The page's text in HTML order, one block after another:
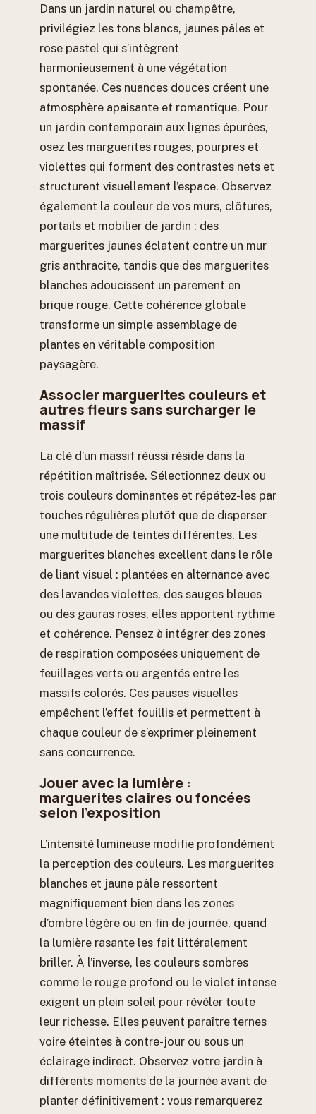
Dans un jardin naturel ou champêtre,
privilégiez les tons blancs, jaunes pâles et
rose pastel qui s’intègrent
harmonieusement à une végétation
spontanée. Ces nuances douces créent une
atmosphère apaisante et romantique. Pour
un jardin contemporain aux lignes épurées,
osez les marguerites rouges, pourpres et
violettes qui forment des contrastes nets et
structurent visuellement l’espace. Observez
également la couleur de vos murs, clôtures,
portails et mobilier de jardin : des
marguerites jaunes éclatent contre un mur
gris anthracite, tandis que des marguerites
blanches adoucissent un parement en
brique rouge. Cette cohérence globale
transforme un simple assemblage de
plantes en véritable composition
paysagère.
Associer marguerites couleurs et
autres fleurs sans surcharger le
massif
La clé d’un massif réussi réside dans la
répétition maîtrisée. Sélectionnez deux ou
trois couleurs dominantes et répétez-les par
touches régulières plutôt que de disperser
une multitude de teintes différentes. Les
marguerites blanches excellent dans le rôle
de liant visuel : plantées en alternance avec
des lavandes violettes, des sauges bleues
ou des gauras roses, elles apportent rythme
et cohérence. Pensez à intégrer des zones
de respiration composées uniquement de
feuillages verts ou argentés entre les
massifs colorés. Ces pauses visuelles
empêchent l’effet fouillis et permettent à
chaque couleur de s’exprimer pleinement
sans concurrence.
Jouer avec la lumière :
marguerites claires ou foncées
selon l’exposition
L’intensité lumineuse modifie profondément
la perception des couleurs. Les marguerites
blanches et jaune pâle ressortent
magnifiquement bien dans les zones
d’ombre légère ou en fin de journée, quand
la lumière rasante les fait littéralement
briller. À l’inverse, les couleurs sombres
comme le rouge profond ou le violet intense
exigent un plein soleil pour révéler toute
leur richesse. Elles peuvent paraître ternes
voire éteintes à contre-jour ou sous un
éclairage indirect. Observez votre jardin à
différents moments de la journée avant de
planter définitivement : vous remarquerez